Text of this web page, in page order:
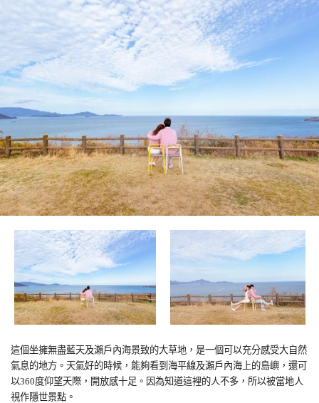
這個坐擁無盡藍天及瀨戶內海景致的大草地，是一個可以充分感受大自然
氣息的地方。天氣好的時候，能夠看到海平線及瀨戶內海上的島嶼，還可
以360度仰望天際，開放感十足。因為知道這裡的人不多，所以被當地人
視作隱世景點。